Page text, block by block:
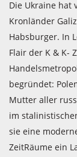
Die Ukraine hat
Kronländer
Habsburger. In
Flair der K & K-
begründet:
Mutter aller
im
sie eine
ZeitRäume ein